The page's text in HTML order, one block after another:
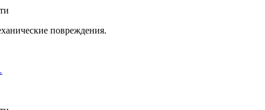
повреждения.